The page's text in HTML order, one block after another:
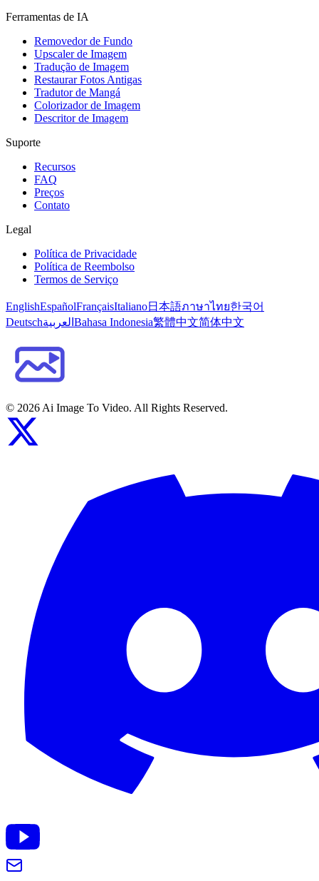
Ferramentas de IA
Removedor de Fundo
Upscaler de Imagem
Tradução de Imagem
Restaurar Fotos Antigas
Tradutor de Mangá
Colorizador de Imagem
Descritor de Imagem
Suporte
Recursos
FAQ
Preços
Contato
Legal
Política de Privacidade
Política de Reembolso
Termos de Serviço
EnglishEspañolFrançaisItaliano日本語ภาษาไทย한국어
Deutschالعربية Bahasa Indonesia繁體中文简体中文
© 2026 Ai Image To Video. All Rights Reserved.